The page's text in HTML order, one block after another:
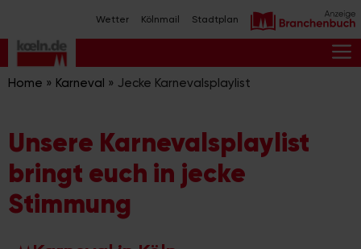
Inhalt
springen
Wetter Kölnmail Stadtplan
Home » Karneval » Jecke Karnevalsplaylist
Unsere Karnevalsplaylist
bringt euch in jecke
Stimmung